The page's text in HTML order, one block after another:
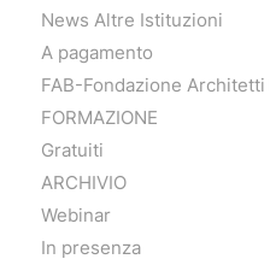
News Altre Istituzioni
A pagamento
FAB-Fondazione Architetti
FORMAZIONE
Gratuiti
ARCHIVIO
Webinar
In presenza